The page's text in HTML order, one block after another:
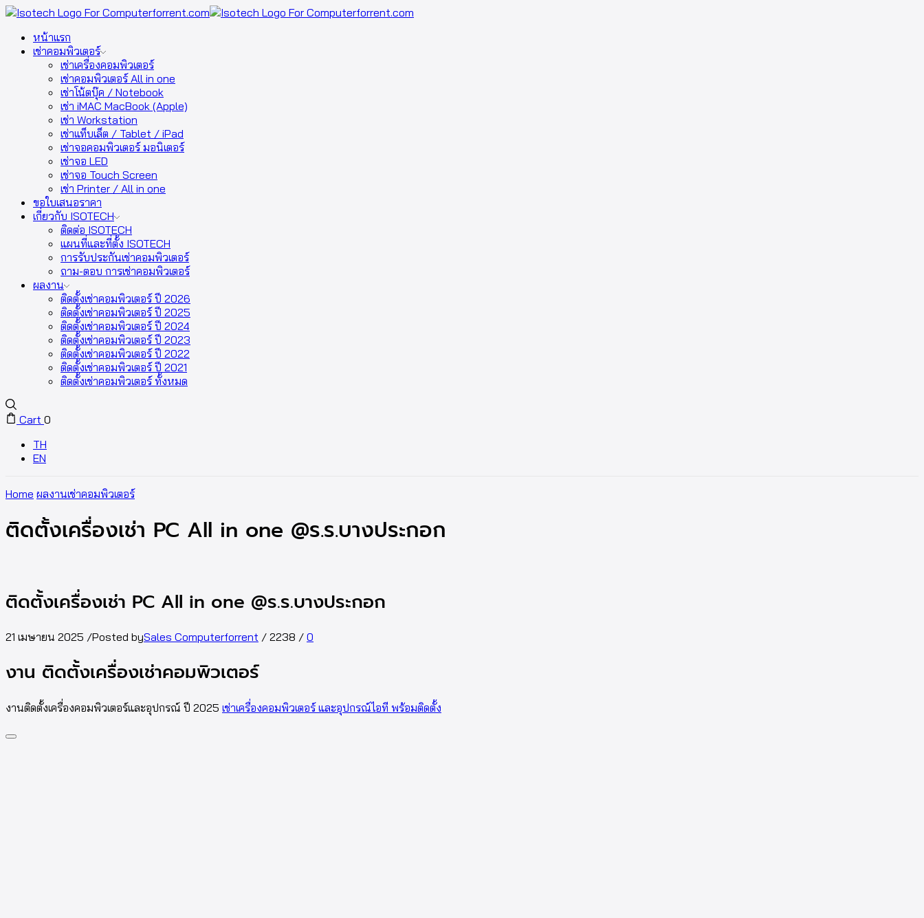
หน้าแรก
เช่าคอมพิวเตอร์
เช่าเครื่องคอมพิวเตอร์
เช่าคอมพิวเตอร์ All in one
เช่าโน้ตบุ๊ค / Notebook
เช่า iMAC MacBook (Apple)
เช่า Workstation
เช่าแท็บเล็ต / Tablet / iPad
เช่าจอคอมพิวเตอร์ มอนิเตอร์
เช่าจอ LED
เช่าจอ Touch Screen
เช่า Printer / All in one
ขอใบเสนอราคา
เกี่ยวกับ ISOTECH
ติดต่อ ISOTECH
แผนที่และที่ตั้ง ISOTECH
การรับประกันเช่าคอมพิวเตอร์
ถาม-ตอบ การเช่าคอมพิวเตอร์
ผลงาน
ติดตั้งเช่าคอมพิวเตอร์ ปี 2026
ติดตั้งเช่าคอมพิวเตอร์ ปี 2025
ติดตั้งเช่าคอมพิวเตอร์ ปี 2024
ติดตั้งเช่าคอมพิวเตอร์ ปี 2023
ติดตั้งเช่าคอมพิวเตอร์ ปี 2022
ติดตั้งเช่าคอมพิวเตอร์ ปี 2021
ติดตั้งเช่าคอมพิวเตอร์ ทั้งหมด
Cart 0
TH
EN
Home ผลงานเช่าคอมพิวเตอร์
ติดตั้งเครื่องเช่า PC All in one @ร.ร.บางประกอก
ติดตั้งเครื่องเช่า PC All in one @ร.ร.บางประกอก
21 เมษายน 2025 /Posted bySales Computerforrent / 2238 / 0
งาน ติดตั้งเครื่องเช่าคอมพิวเตอร์
งานติดตั้งเครื่องคอมพิวเตอร์และอุปกรณ์ ปี 2025 เช่าเครื่องคอมพิวเตอร์ และอุปกรณ์ไอที พร้อมติดตั้ง